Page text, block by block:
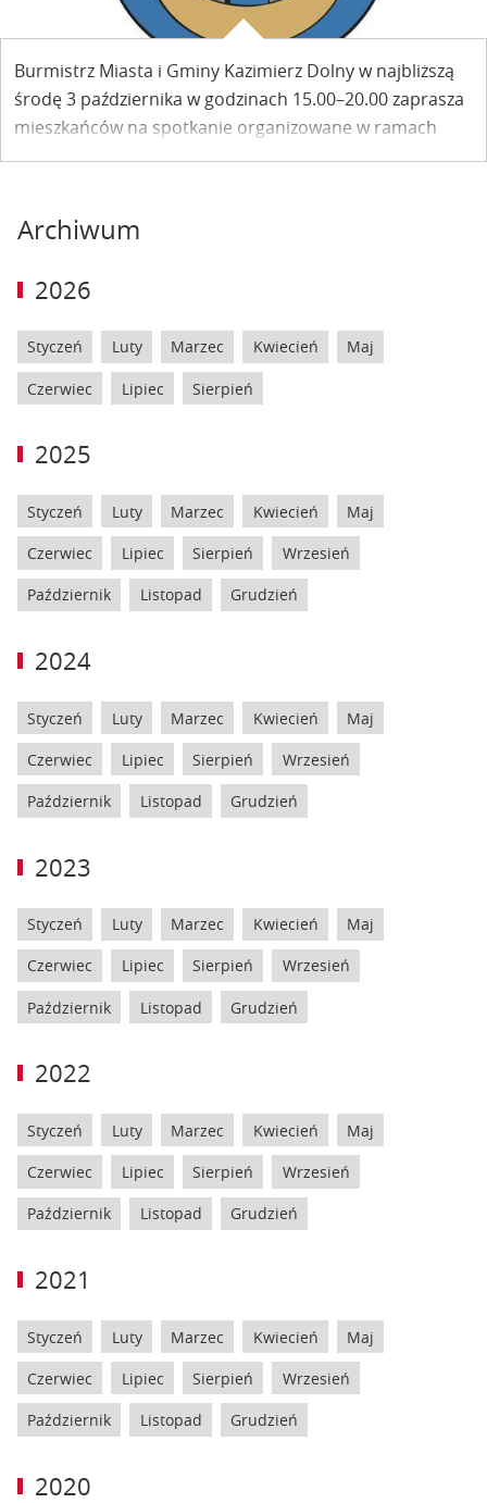
Burmistrz Miasta i Gminy Kazimierz Dolny w najbliższą
środę 3 października w godzinach 15.00–20.00 zaprasza
mieszkańców na spotkanie organizowane w ramach
konsultacji społecznych opracowania Lokalnego
Archiwum
2026
Styczeń Luty Marzec Kwiecień Maj
Czerwiec Lipiec Sierpień
2025
Styczeń Luty Marzec Kwiecień Maj
Czerwiec Lipiec Sierpień Wrzesień
Październik Listopad Grudzień
2024
Styczeń Luty Marzec Kwiecień Maj
Czerwiec Lipiec Sierpień Wrzesień
Październik Listopad Grudzień
2023
Styczeń Luty Marzec Kwiecień Maj
Czerwiec Lipiec Sierpień Wrzesień
Październik Listopad Grudzień
2022
Styczeń Luty Marzec Kwiecień Maj
Czerwiec Lipiec Sierpień Wrzesień
Październik Listopad Grudzień
2021
Styczeń Luty Marzec Kwiecień Maj
Czerwiec Lipiec Sierpień Wrzesień
Październik Listopad Grudzień
2020